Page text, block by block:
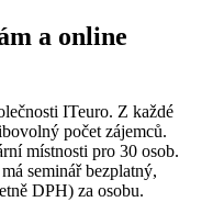
a online
ITeuro. Z každé
počet zájemců.
místnosti pro 30 osob.
seminář bezplatný,
DPH) za osobu.